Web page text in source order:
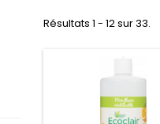
Résultats 1 - 12 sur 33.